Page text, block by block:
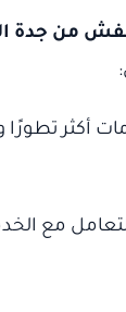
من جدة
أكثر تطورًا
مع